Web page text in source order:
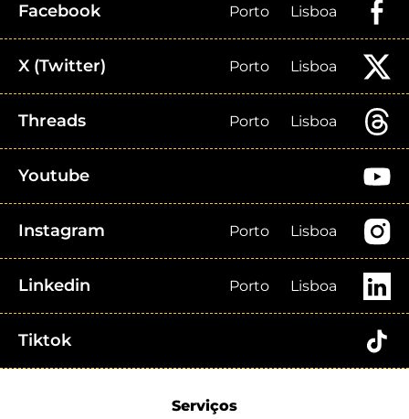
Facebook Porto Lisboa
X (Twitter) Porto Lisboa
Threads Porto Lisboa
Youtube
Instagram Porto Lisboa
Linkedin Porto Lisboa
Tiktok
Serviços